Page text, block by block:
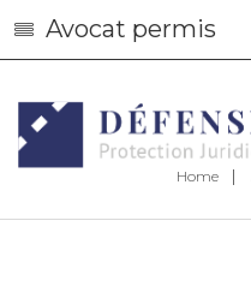
Avocat permis
Home